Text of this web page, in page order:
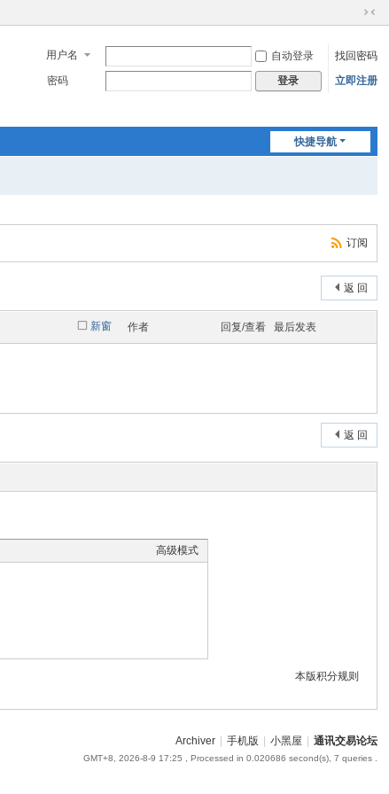
切
到
窄
用户名 自动登录
找回密码
密码
登录 立即注册
快捷导航
订阅
返 回
新窗 作者 回复/查看 最后发表
返 回
高级模式
本版积分规则
Archiver 手机版 小黑屋 通讯交易论坛
GMT+8, 2026-8-9 17:25 , Processed in 0.020686 second(s), 7 queries .